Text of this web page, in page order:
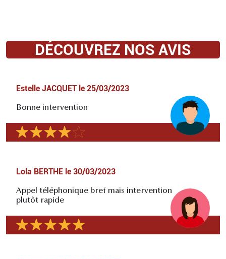
DÉCOUVREZ NOS AVIS
Estelle JACQUET le 25/03/2023
Bonne intervention
Lola BERTHE le 30/03/2023
Appel téléphonique bref mais intervention
plutôt rapide